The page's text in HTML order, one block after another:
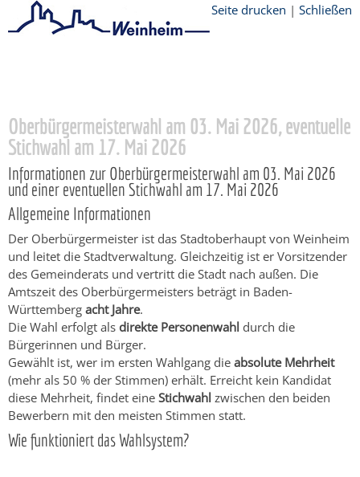
Seite drucken | Schließen
Oberbürgermeisterwahl am 03. Mai 2026, eventuelle
Stichwahl am 17. Mai 2026
Informationen zur Oberbürgermeisterwahl am 03. Mai 2026
und einer eventuellen Stichwahl am 17. Mai 2026
Allgemeine Informationen
Der Oberbürgermeister ist das Stadtoberhaupt von Weinheim
und leitet die Stadtverwaltung. Gleichzeitig ist er Vorsitzender
des Gemeinderats und vertritt die Stadt nach außen. Die
Amtszeit des Oberbürgermeisters beträgt in Baden-
Württemberg acht Jahre.
Die Wahl erfolgt als direkte Personenwahl durch die
Bürgerinnen und Bürger.
Gewählt ist, wer im ersten Wahlgang die absolute Mehrheit
(mehr als 50 % der Stimmen) erhält. Erreicht kein Kandidat
diese Mehrheit, findet eine Stichwahl zwischen den beiden
Bewerbern mit den meisten Stimmen statt.
Wie funktioniert das Wahlsystem?